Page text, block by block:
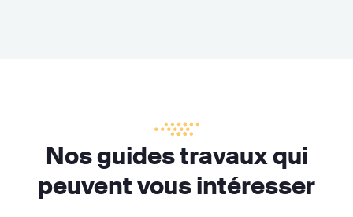
Nos guides travaux qui
peuvent vous intéresser